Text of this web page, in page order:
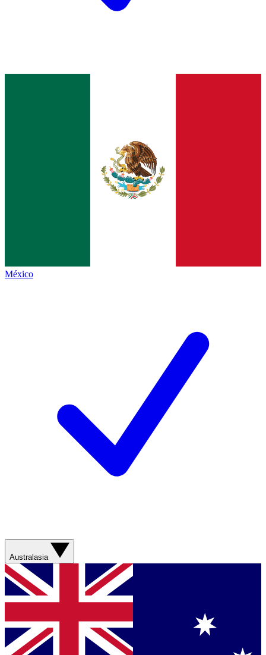
México
Australasia